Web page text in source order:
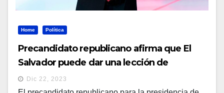
Home Política
Precandidato republicano afirma que El
Salvador puede dar una lección de
democracia a EEUU
Dic 22, 2023